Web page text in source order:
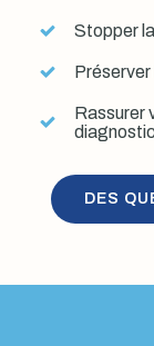
Stopper
Rassurer
DES